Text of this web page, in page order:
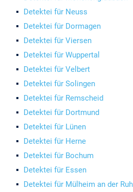
Detektei für Neuss
Detektei für Dormagen
Detektei für Viersen
Detektei für Wuppertal
Detektei für Velbert
Detektei für Solingen
Detektei für Remscheid
Detektei für Dortmund
Detektei für Lünen
Detektei für Herne
Detektei für Bochum
Detektei für Essen
Detektei für Mülheim an der